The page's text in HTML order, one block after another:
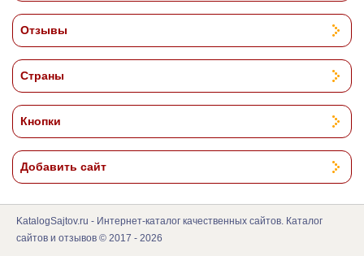
Отзывы
Страны
Кнопки
Добавить сайт
KatalogSajtov.ru - Интернет-каталог качественных сайтов. Каталог
сайтов и отзывов © 2017 - 2026